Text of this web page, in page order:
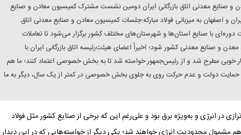
صنایع معدنی اتاق بازرگانی ایران دومین نشست مشترک کمیسیون معادن و صنایع
و اصفهان به میزبانی فولاد مبارکه:جلسات کمیسیون معادن و صنایع معدنی اتاق
دوره‌ای با صنایع استان‌ها و شهرستان‌های مختلف کشور برگزار می‌شود تا تعاملات
و صنایع معدنی کشور شود؛ اخیراً اعضای هیئت‌رئیسه اتاق بازرگانی ایران با
خوبی مطرح شد و از رئیس‌جمهور خواسته شد تا به بخش خصوصی اعتماد کنند؛ ما هم
دولت و عدم حرکت روی به جلوی بخش خصوصی در کمتر از یک سال، دیگر به ما
در انرژی و به‌ویژه برق بود و علی‌رغم این که برخی از صنایع کشور مثل فولاد
هم مشمول محدودیت انرژی خواهند شد؛ یکی دیگر از خواسته‌هایی که در این دیدار